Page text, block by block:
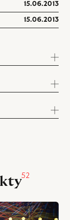
15.06.2013
15.06.2013
52